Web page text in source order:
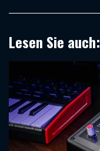
Lesen Sie auch: